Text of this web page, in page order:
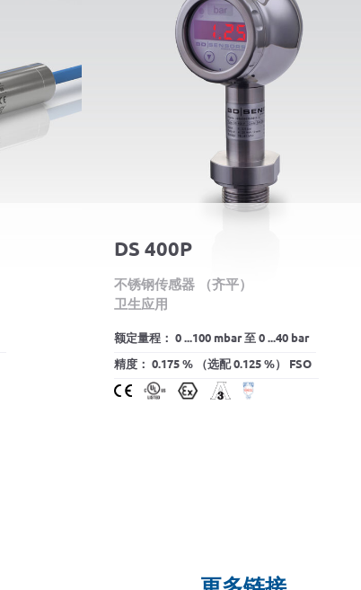
DS 400P
不锈钢传感器 （齐平）
卫生应用
额定量程： 0 ...100 mbar 至 0 ...40 bar
精度： 0.175 % （选配 0.125 %） FSO